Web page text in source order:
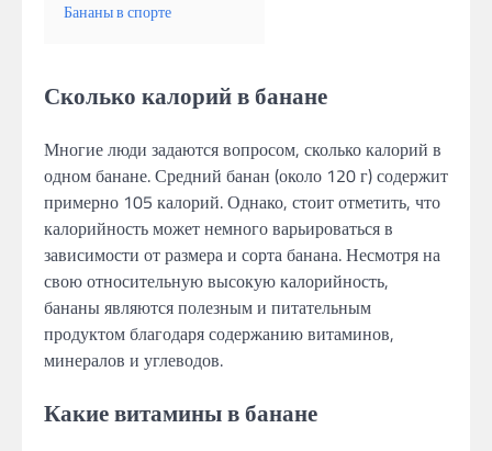
Бананы в спорте
Сколько калорий в банане
Многие люди задаются вопросом, сколько калорий в
одном банане. Средний банан (около 120 г) содержит
примерно 105 калорий. Однако, стоит отметить, что
калорийность может немного варьироваться в
зависимости от размера и сорта банана. Несмотря на
свою относительную высокую калорийность,
бананы являются полезным и питательным
продуктом благодаря содержанию витаминов,
минералов и углеводов.
Какие витамины в банане